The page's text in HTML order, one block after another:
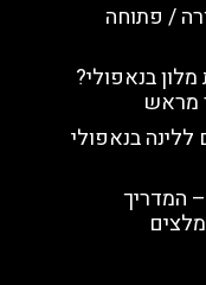
/ פתוחה
בנאפולי?
מראש
ללינה בנאפולי
המדריך